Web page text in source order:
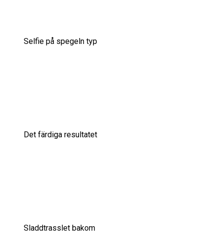
Selfie på spegeln typ
Det färdiga resultatet
Sladdtrasslet bakom